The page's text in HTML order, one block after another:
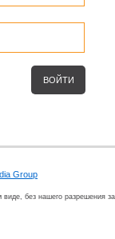
Group
виде, без нашего разрешения